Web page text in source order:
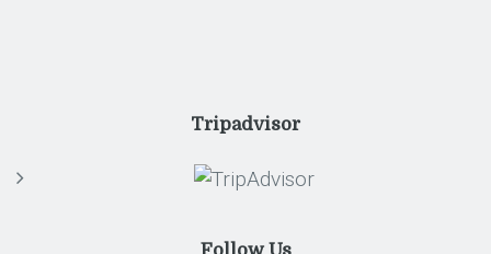
Tripadvisor